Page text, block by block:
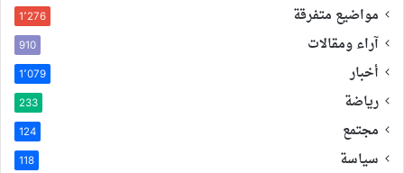
مواضيع متفرقة 1٬276
آراء ومقالات 910
أخبار 1٬079
رياضة 233
مجتمع 124
سياسة 118